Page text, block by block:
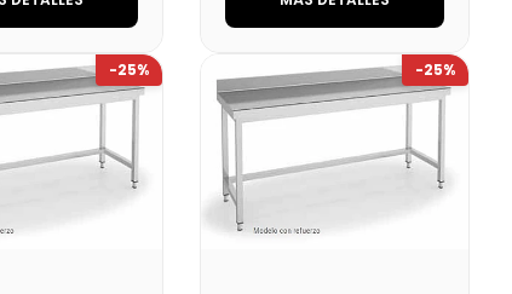
Cargando…
(+21%)
DisponibilidadCargando…
Precio final (+21%)
-25% -25%